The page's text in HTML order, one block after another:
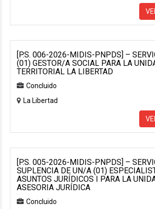
[P.S. 006-2026-MIDIS-PNPDS] –
(01) GESTOR/A SOCIAL PARA LA
TERRITORIAL LA LIBERTAD
Concluido
La Libertad
[P.S. 005-2026-MIDIS-PNPDS] –
SUPLENCIA DE UN/A (01)
ASUNTOS JURÍDICOS I PARA LA
ASESORIA JURÍDICA
Concluido